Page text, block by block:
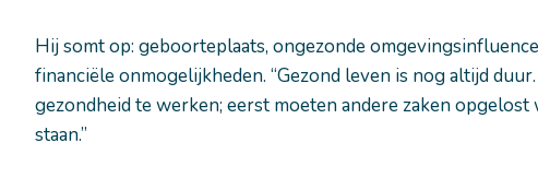
Hij somt op: geboorteplaats, ongezonde
financiële onmogelijkheden. “Gezond leven is nog altijd
gezondheid te werken; eerst moeten andere zaken
staan.”